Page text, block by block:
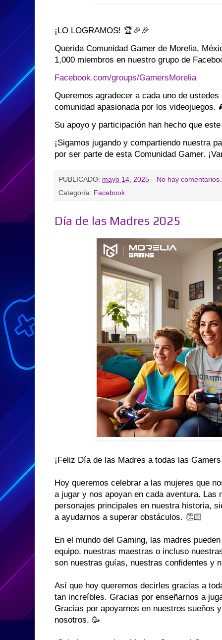
¡LO LOGRAMOS! 🏆🎉🎉
Querida Comunidad Gamer de Morelia,
1,000 miembros en nuestro grupo de
Facebook.com/groups/GamersMorelia
Queremos agradecer a cada uno de
comunidad apasionada por los videojuegos.
Su apoyo y participación han hecho que
¡Sigamos jugando y compartiendo nuestra
por ser parte de esta Comunidad Gamer.
PUBLICADO: mayo 14, 2025
No hay
Categoría: Facebook
Día de las Madres 2025
¡Feliz Día de las Madres a todas las
Hoy queremos celebrar a las mujeres que
a jugar y nos apoyan en cada aventura. Las
personajes principales en nuestra historia,
a ayudarnos a superar obstáculos. 👏🏻
En el mundo del Gaming, las madres
equipo, nuestras maestras o incluso
son nuestras guías, nuestras confidentes y
Así que hoy queremos decirles gracias a
tan increíbles. Gracias por enseñarnos a
Gracias por apoyarnos en nuestros sueños
nosotros. 🥳